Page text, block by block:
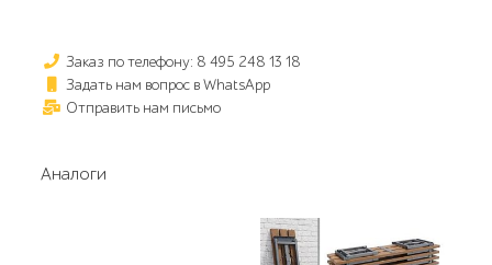
Заказ по телефону: 8 495 248 13 18
Задать нам вопрос в WhatsApp
Отправить нам письмо
Аналоги